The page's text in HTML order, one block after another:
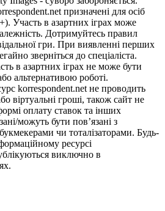
призначені для осіб
Участь в азартних іграх може
Дотримуйтесь правил
гри. При виявленні перших
зверніться до спеціаліста.
в азартних іграх не може бути
альтернативою роботі.
korrespondent.net не проводить
віртуальні гроші, також сайт не
оплату ставок та інших
можуть бути пов’язані з
чи тоталізаторами. Будь-
ресурсі
виключно в